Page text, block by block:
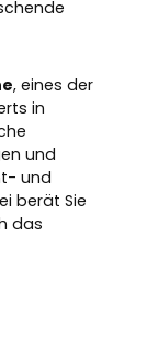
, eines der
in
und
und
berät Sie
das